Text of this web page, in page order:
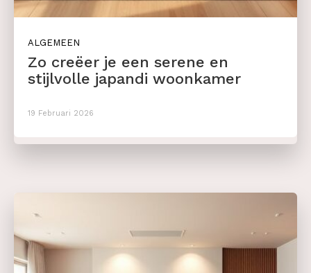
ALGEMEEN
Zo creëer je een serene en
stijlvolle japandi woonkamer
19 Februari 2026